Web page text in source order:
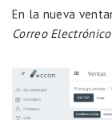
En la nueva
Correo Electrónico